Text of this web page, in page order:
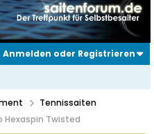
Anmelden oder Registrieren
Tennissaiten
Hexaspin Twisted